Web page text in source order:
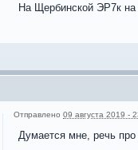
На Щербинской ЭР7к на
Отправлено 09 августа 2019 -
Думается мне, речь